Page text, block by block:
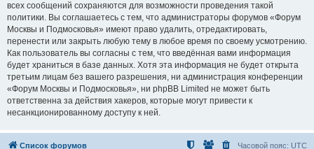
всех сообщений сохраняются для возможности проведения такой
политики. Вы соглашаетесь с тем, что администраторы форумов «Форум
Москвы и Подмосковья» имеют право удалить, отредактировать,
перенести или закрыть любую тему в любое время по своему усмотрению.
Как пользователь вы согласны с тем, что введённая вами информация
будет храниться в базе данных. Хотя эта информация не будет открыта
третьим лицам без вашего разрешения, ни администрация конференции
«Форум Москвы и Подмосковья», ни phpBB Limited не может быть
ответственна за действия хакеров, которые могут привести к
несанкционированному доступу к ней.
Список форумов Часовой пояс: UTC